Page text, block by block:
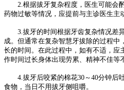
2.根据拔牙复杂程度，医生可能会
药物过敏等情况，应提前与主诊医生主
3.拔牙的时间根据牙齿复杂情况差异
成。但通常在复杂智慧牙拔除的过程中
长的时间。在此过程中，如有不适，应
作时间过长身体出现劳累、精神不佳等
4.拔牙后咬紧的棉花30～40分钟后
食物，当日不用拔牙侧咀嚼。